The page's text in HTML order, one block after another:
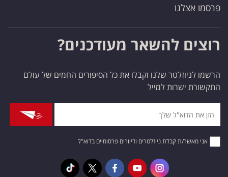
פרסמו אצלנו
רוצים להשאר מעודכנים?
הרשמו לניוזלטר שלנו וקבלו את כל הסיפורים החמים של עולם
התקשורת ישרות למייל
אני מאשר/ת קבלת ניוזלטרים ודיוורים פרסומיים בדוא"ל